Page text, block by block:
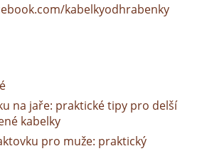
kabelkyodhrabenky
na jaře: praktické tipy pro delší
kabelky
pro muže: praktický